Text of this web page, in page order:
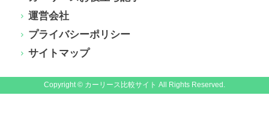
運営会社
プライバシーポリシー
サイトマップ
Copyright © カーリース比較サイト All Rights Reserved.